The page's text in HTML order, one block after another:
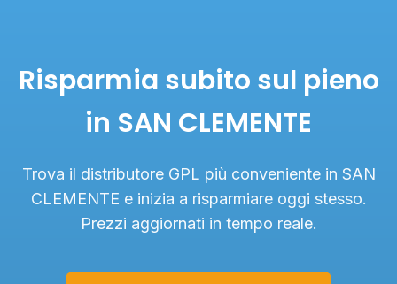
Risparmia subito sul pieno
in SAN CLEMENTE
Trova il distributore GPL più conveniente in SAN
CLEMENTE e inizia a risparmiare oggi stesso.
Prezzi aggiornati in tempo reale.